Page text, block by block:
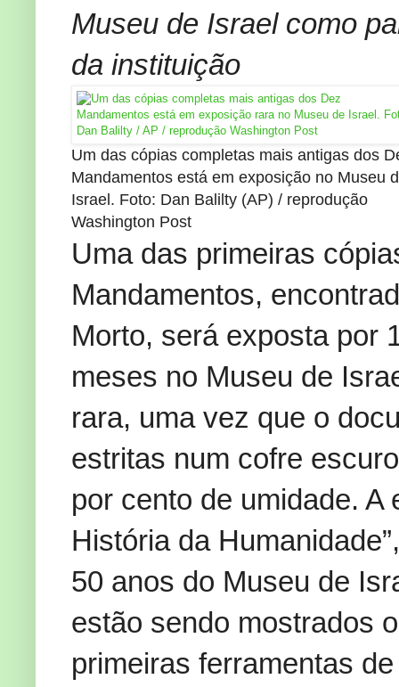
Museu de Israel como
da instituição
Um das cópias completas mais antigas dos
Mandamentos está em exposição no Museu
Israel. Foto: Dan Balilty (AP) / reprodução
Washington Post
Uma das primeiras
Mandamentos,
Morto, será exposta por
meses no Museu de
rara, uma vez que o
estritas num cofre
por cento de umidade. A
História da
50 anos do Museu de
estão sendo mostrados
primeiras ferramentas